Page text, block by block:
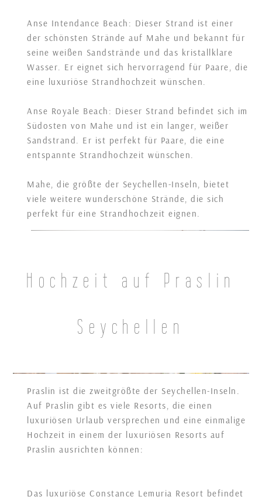
Anse Intendance Beach: Dieser Strand ist einer
der schönsten Strände auf Mahe und bekannt für
seine weißen Sandstrände und das kristallklare
Wasser. Er eignet sich hervorragend für Paare, die
eine luxuriöse Strandhochzeit wünschen.
Anse Royale Beach: Dieser Strand befindet sich im
Südosten von Mahe und ist ein langer, weißer
Sandstrand. Er ist perfekt für Paare, die eine
entspannte Strandhochzeit wünschen.
Mahe, die größte der Seychellen-Inseln, bietet
viele weitere wunderschöne Strände, die sich
perfekt für eine Strandhochzeit eignen.
Hochzeit auf Praslin
Seychellen
Praslin ist die zweitgrößte der Seychellen-Inseln.
Auf Praslin gibt es viele Resorts, die einen
luxuriösen Urlaub versprechen und eine einmalige
Hochzeit in einem der luxuriösen Resorts auf
Praslin ausrichten können:
Das luxuriöse Constance Lemuria Resort befindet